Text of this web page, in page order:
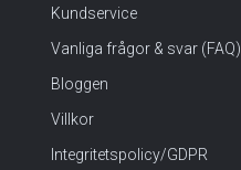
Kundservice
Vanliga frågor & svar (FAQ)
Bloggen
Villkor
Integritetspolicy/GDPR